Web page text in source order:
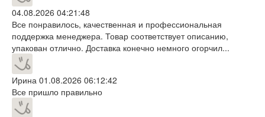
04.08.2026 04:21:48
Все понравилось, качественная и профессиональная
поддержка менеджера. Товар соответствует описанию,
упакован отлично. Доставка конечно немного огорчил...
Ирина 01.08.2026 06:12:42
Все пришло правильно